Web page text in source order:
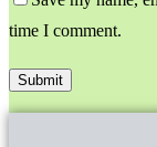
time I comment.